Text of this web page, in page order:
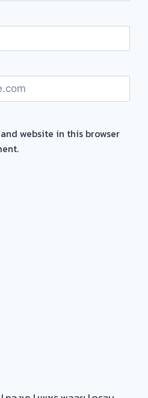
ร
website in this browser